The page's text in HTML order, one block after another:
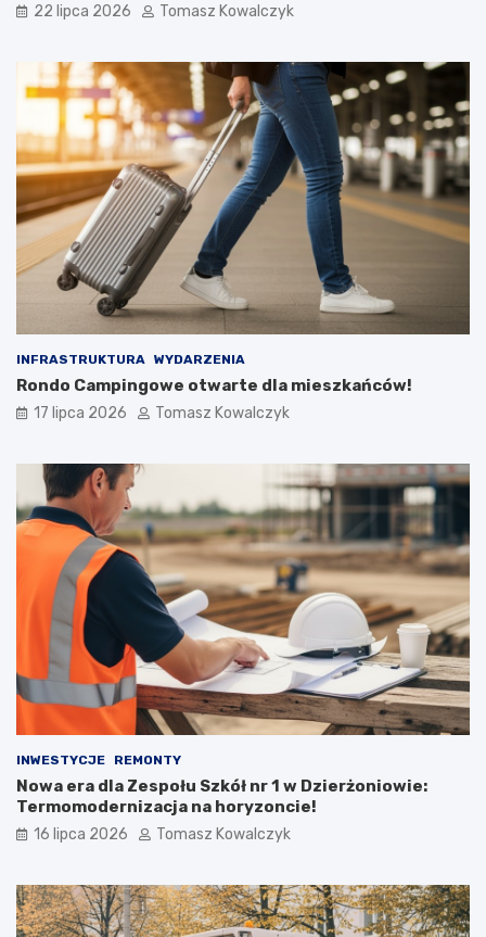
22 lipca 2026 Tomasz Kowalczyk
INFRASTRUKTURA WYDARZENIA
Rondo Campingowe otwarte dla mieszkańców!
17 lipca 2026 Tomasz Kowalczyk
INWESTYCJE REMONTY
Nowa era dla Zespołu Szkół nr 1 w Dzierżoniowie:
Termomodernizacja na horyzoncie!
16 lipca 2026 Tomasz Kowalczyk